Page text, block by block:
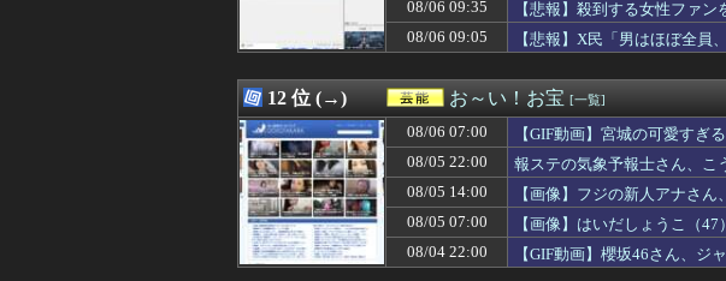
伝説のクソゲー、アプリ版「たけしの挑戦
【画像】コスプレイヤーが死ぬ気で痩せた
08/06 10:05
いまシール集めがブームらしいが元祖はビ
08/06 10:04
小久保ホークス、楽天戦を除いて勝率６割到
08/06 10:04
釘宮理恵の声聞くだけでムクムクするんだ
08/06 10:04
広島81回目の原爆の日を迎える←「世界は
08/06 10:03
移民を過剰に問題視してる人ら一定数いる
08/06 10:03
39度の熱でぐったりした娘を病院へ連れて
08/06 10:03
【悲報】 AKB公演後のお見送り動画が飛
08/06 10:03
【Re:ゼロから始める異世界生活】デザイン
08/06 10:02
【GジェネE】ケンタウロス形態も耐久なん
08/06 10:02
任天堂ファン「頼むっ！ディスク廃止撤
08/06 09:35
【悲報】殺到する女性ファ
08/06 09:05
【悲報】X民「男はほぼ全
12 位 (→) お～い！お宝 [一覧]
08/06 07:00
【GIF動画】宮城の可愛すぎ
08/05 22:00
報ステの気象予報士さん、こ
08/05 14:00
【画像】フジの新人アナさ
08/05 07:00
【画像】はいだしょうこ（
08/04 22:00
【GIF動画】櫻坂46さん、ジ